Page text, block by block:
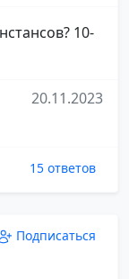
10-
20.11.2023
15 ответов
Подписаться